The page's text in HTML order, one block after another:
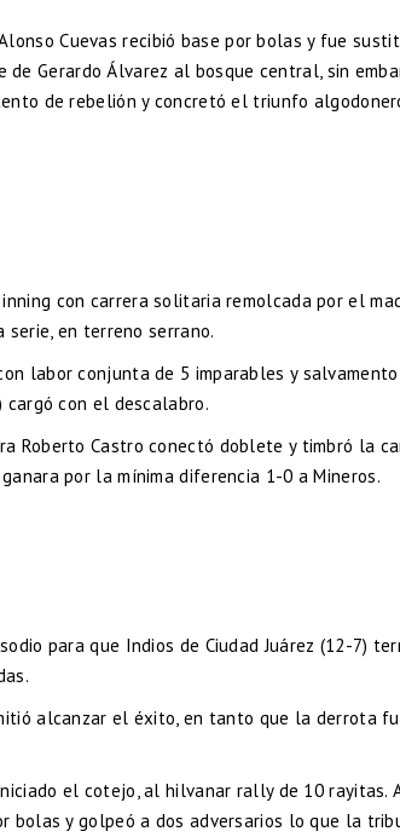
Cuevas recibió base por bolas y fue
Gerardo Álvarez al bosque central, sin
de rebelión y concretó el triunfo
con carrera solitaria remolcada por el
en terreno serrano.
labor conjunta de 5 imparables y
con el descalabro.
Roberto Castro conectó doblete y timbró la
por la mínima diferencia 1-0 a Mineros.
para que Indios de Ciudad Juárez (12-7)
alcanzar el éxito, en tanto que la derrota
el cotejo, al hilvanar rally de 10 rayitas.
bolas y golpeó a dos adversarios lo que la